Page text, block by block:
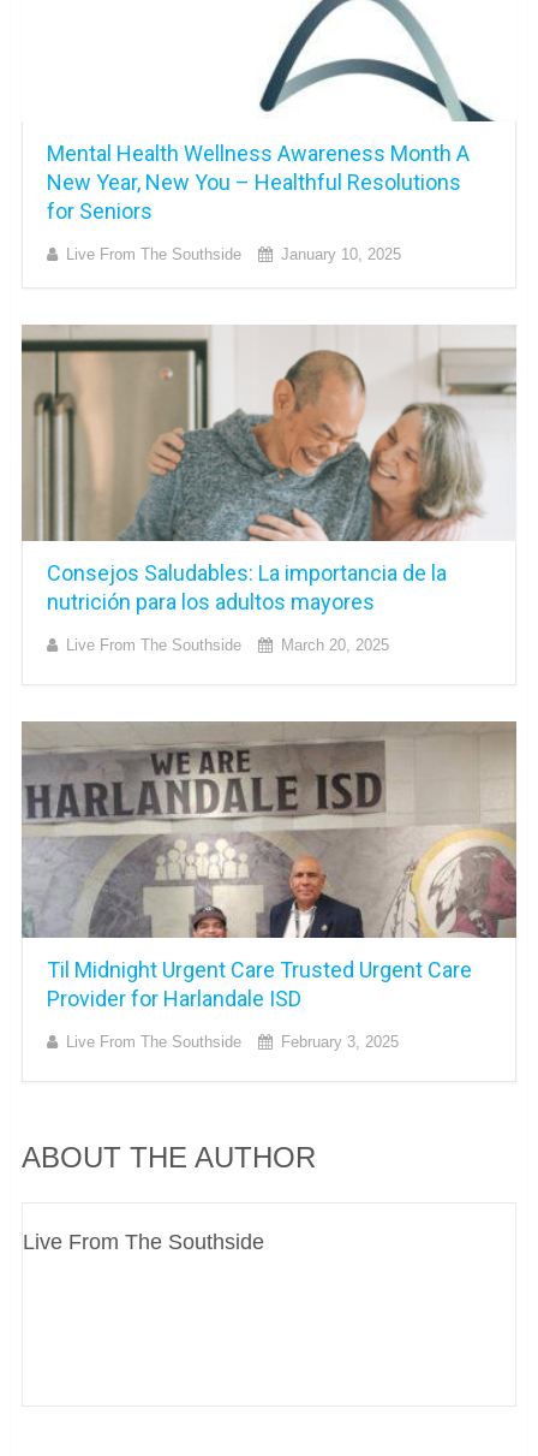
Mental Health Wellness Awareness Month A
New Year, New You – Healthful Resolutions
for Seniors
Live From The Southside January 10, 2025
Consejos Saludables: La importancia de la
nutrición para los adultos mayores
Live From The Southside March 20, 2025
Til Midnight Urgent Care Trusted Urgent Care
Provider for Harlandale ISD
Live From The Southside February 3, 2025
ABOUT THE AUTHOR
Live From The Southside